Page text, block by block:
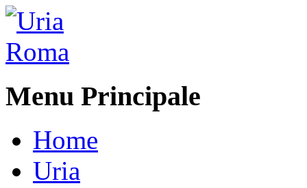
Menu Principale
Home
Uria